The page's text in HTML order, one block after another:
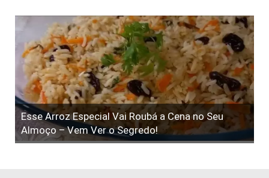
Esse Arroz Especial Vai Roubá a Cena no Seu
Almoço – Vem Ver o Segredo!